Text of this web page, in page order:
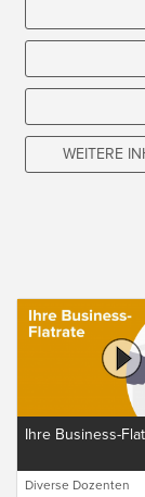
WEITERE
Ihre Business-
Diverse Dozenten